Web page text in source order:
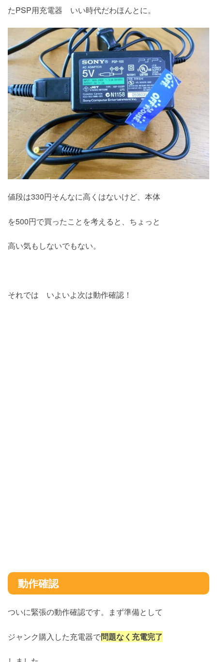
たPSP用充電器 いい時代だわほんとに。
値段は330円そんなに高くはないけど、本体
を500円で買ったことを考えると、ちょっと
高い気もしないでもない。
それでは いよいよ次は動作確認！
動作確認
ついに緊張の動作確認です。まず準備として
ジャンク購入した充電器で問題なく充電完了